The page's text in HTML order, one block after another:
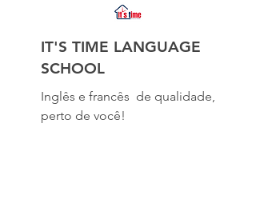
IT'S TIME LANGUAGE
SCHOOL
Inglês e francês de qualidade,
perto de você!